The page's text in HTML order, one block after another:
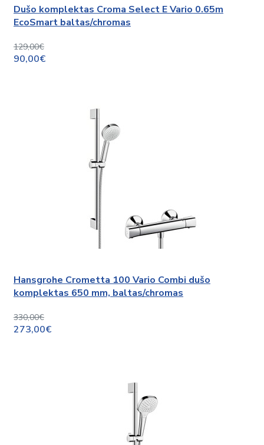
Dušo komplektas Croma Select E Vario 0.65m
EcoSmart baltas/chromas
129,00€
90,00€
Hansgrohe Crometta 100 Vario Combi dušo
komplektas 650 mm, baltas/chromas
330,00€
273,00€